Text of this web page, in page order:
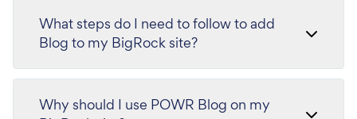
What steps do I need to follow to add
Blog to my BigRock site?
Why should I use POWR Blog on my